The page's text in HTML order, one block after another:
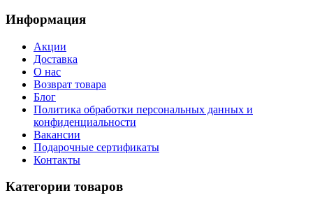
Информация
Акции
Доставка
О нас
Возврат товара
Блог
Политика обработки персональных данных и
конфиденциальности
Вакансии
Подарочные сертификаты
Контакты
Категории товаров